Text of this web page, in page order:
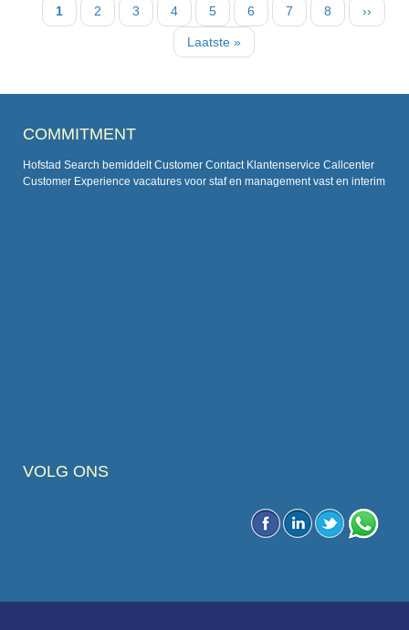
PaginatieHuidige
pagina
1 Pagina
2 Pagina
3 Pagina
4 Pagina
5 Pagina
6 Pagina
7 Pagina
8
pagina
››
Laatste
pagina
Laatste »
COMMITMENT
Hofstad Search bemiddelt Customer Contact Klantenservice Callcenter
Customer Experience vacatures voor staf en management vast en interim
VOLG ONS